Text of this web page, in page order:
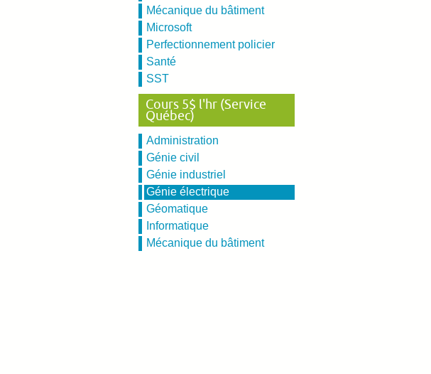
Mécanique du bâtiment
Microsoft
Perfectionnement policier
Santé
SST
Cours 5$ l'hr (Service
Québec)
Administration
Génie civil
Génie industriel
Génie électrique
Géomatique
Informatique
Mécanique du bâtiment